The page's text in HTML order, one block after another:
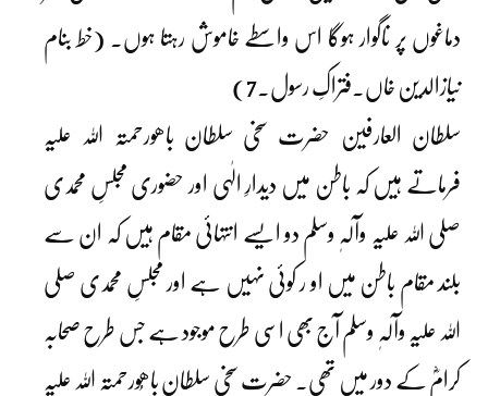
دماغوں پر ناگوار ہوگا اس واسطے خاموش رہتا ہوں۔ (خط بنام
نیازالدین خاں۔فتراکِ رسول۔7)
سلطان العارفین حضرت سخی سلطان باھورحمتہ اللہ علیہ
فرماتے ہیں کہ باطن میں دیدارِ الٰہی اور حضوری مجلسِ محمدی
صلی اللہ علیہ وآلہٖ وسلم دو ایسے انتہائی مقام ہیں کہ ان سے
بلند مقام باطن میں او ر کوئی نہیں ہے اور مجلسِ محمدی صلی
اللہ علیہ وآلہٖ وسلم آج بھی اسی طرح موجود ہے جس طرح صحابہ
کرامؓ کے دور میں تھی۔ حضرت سخی سلطان باھُورحمتہ اللہ علیہ